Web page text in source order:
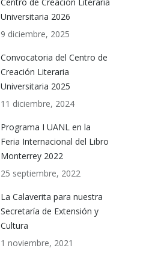
Universitaria 2026
9 diciembre, 2025
Convocatoria del Centro de
Creación Literaria
Universitaria 2025
11 diciembre, 2024
Programa I UANL en la
Feria Internacional del Libro
Monterrey 2022
25 septiembre, 2022
La Calaverita para nuestra
Secretaría de Extensión y
Cultura
1 noviembre, 2021